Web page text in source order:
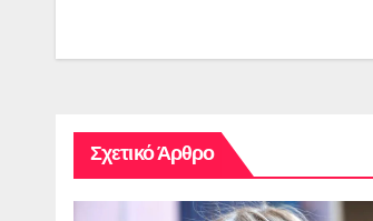
Σχετικό Άρθρο